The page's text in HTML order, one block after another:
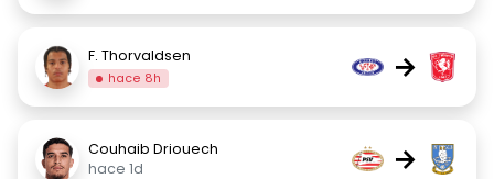
F. Thorvaldsen
hace 8h →
Couhaib Driouech
hace 1d
→